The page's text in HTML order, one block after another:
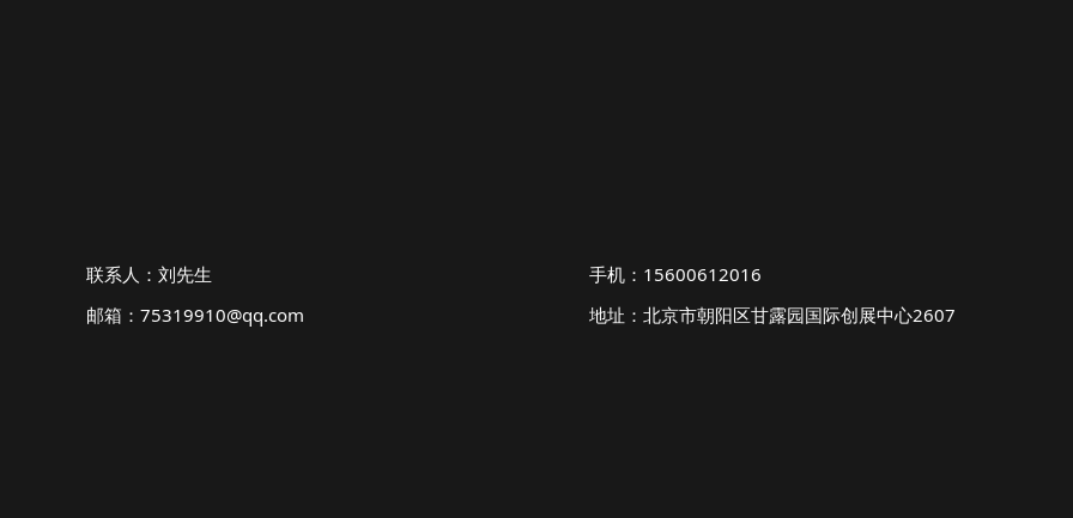
联系人：刘先生
手机：15600612016
邮箱：75319910@qq.com
地址：北京市朝阳区甘露园国际创展中心2607